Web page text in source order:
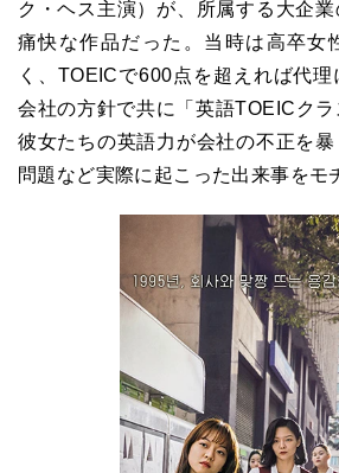
ク・ヘス主演）が、所属する大企業
痛快な作品だった。当時は高卒女
く、TOEICで600点を超えれば代理
会社の方針で共に「英語TOEICク
彼女たちの英語力が会社の不正を
問題など実際に起こった出来事をモ